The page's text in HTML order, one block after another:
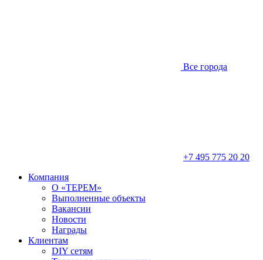
Все города
+7 495 775 20 20
Компания
О «ТЕРЕМ»
Выполненные объекты
Вакансии
Новости
Награды
Клиентам
DIY сетям